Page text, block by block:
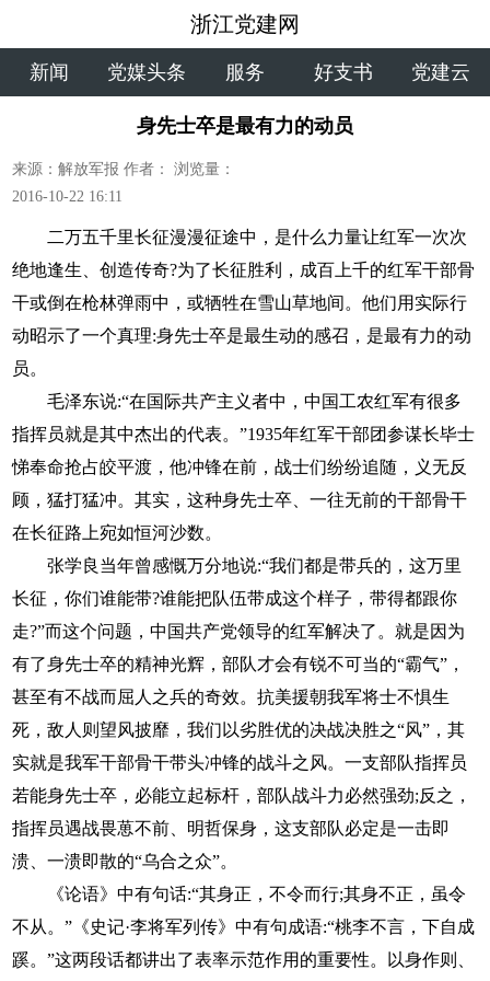
浙江党建网
新闻 党媒头条 服务 好支书 党建云
身先士卒是最有力的动员
来源：解放军报 作者：
浏览量：
2016-10-22 16:11
二万五千里长征漫漫征途中，是什么力量让红军一次次
绝地逢生、创造传奇?为了长征胜利，成百上千的红军干部骨
干或倒在枪林弹雨中，或牺牲在雪山草地间。他们用实际行
动昭示了一个真理:身先士卒是最生动的感召，是最有力的动
员。
毛泽东说:“在国际共产主义者中，中国工农红军有很多
指挥员就是其中杰出的代表。”1935年红军干部团参谋长毕士
悌奉命抢占皎平渡，他冲锋在前，战士们纷纷追随，义无反
顾，猛打猛冲。其实，这种身先士卒、一往无前的干部骨干
在长征路上宛如恒河沙数。
张学良当年曾感慨万分地说:“我们都是带兵的，这万里
长征，你们谁能带?谁能把队伍带成这个样子，带得都跟你
走?”而这个问题，中国共产党领导的红军解决了。就是因为
有了身先士卒的精神光辉，部队才会有锐不可当的“霸气”，
甚至有不战而屈人之兵的奇效。抗美援朝我军将士不惧生
死，敌人则望风披靡，我们以劣胜优的决战决胜之“风”，其
实就是我军干部骨干带头冲锋的战斗之风。一支部队指挥员
若能身先士卒，必能立起标杆，部队战斗力必然强劲;反之，
指挥员遇战畏葸不前、明哲保身，这支部队必定是一击即
溃、一溃即散的“乌合之众”。
《论语》中有句话:“其身正，不令而行;其身不正，虽令
不从。”《史记·李将军列传》中有句成语:“桃李不言，下自成
蹊。”这两段话都讲出了表率示范作用的重要性。以身作则、